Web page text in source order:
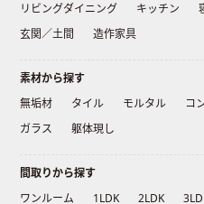
リビングダイニング
キッチン
玄関／土間
造作家具
素材から探す
無垢材
タイル モルタル コ
ガラス
躯体現し
間取りから探す
ワンルーム
1LDK 2LDK